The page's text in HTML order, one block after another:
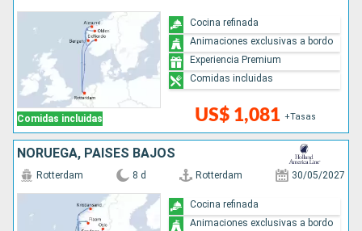
Comidas incluidas US$ 1,081 +Tasas
Cocina refinada
Animaciones exclusivas a bordo
Experiencia Premium
Comidas incluidas
NORUEGA, PAISES BAJOS
Rotterdam 8 d Rotterdam 30/05/2027
Cocina refinada
Animaciones exclusivas a bordo